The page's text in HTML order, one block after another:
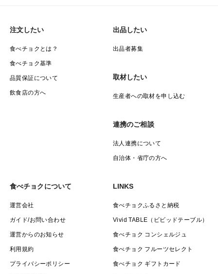
注文したい
食べチョクとは？
食べチョク基準
品質保証について
飲食店の方へ
出品したい
出品者募集
取材したい
生産者への取材を申し込む
連携のご相談
法人連携について
自治体・省庁の方へ
食べチョクについて
運営会社
ガイド/お問い合わせ
運営からのお知らせ
利用規約
プライバシーポリシー
LINKS
食べチョクふるさと納税
Vivid TABLE（ビビッドテーブル）
食べチョク コンシェルジュ
食べチョク フルーツセレクト
食べチョク ギフトカード